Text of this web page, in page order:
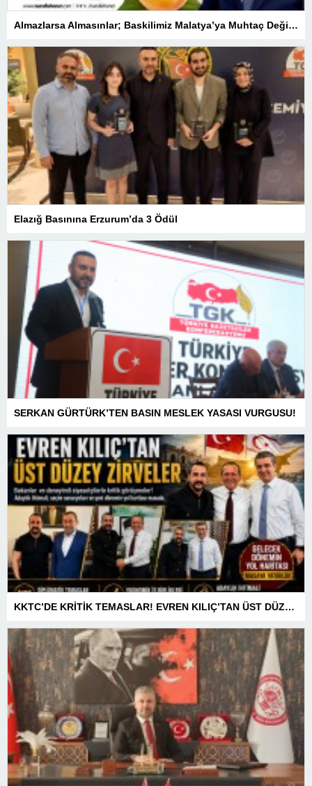
Almazlarsa Almasınlar; Baskilimiz Malatya’ya Muhtaç Değildir
Elazığ Basınına Erzurum’da 3 Ödül
SERKAN GÜRTÜRK’TEN BASIN MESLEK YASASI VURGUSU!
KKTC’DE KRİTİK TEMASLAR! EVREN KILIÇ’TAN ÜST DÜZEY ZİRVELER